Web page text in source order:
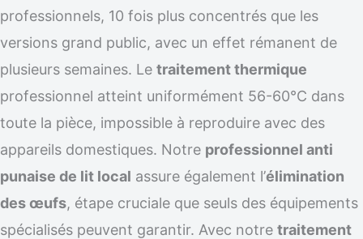
professionnels, 10 fois plus concentrés que les
versions grand public, avec un effet rémanent de
plusieurs semaines. Le traitement thermique
professionnel atteint uniformément 56-60°C dans
toute la pièce, impossible à reproduire avec des
appareils domestiques. Notre professionnel anti
punaise de lit local assure également l’élimination
des œufs, étape cruciale que seuls des équipements
spécialisés peuvent garantir. Avec notre traitement